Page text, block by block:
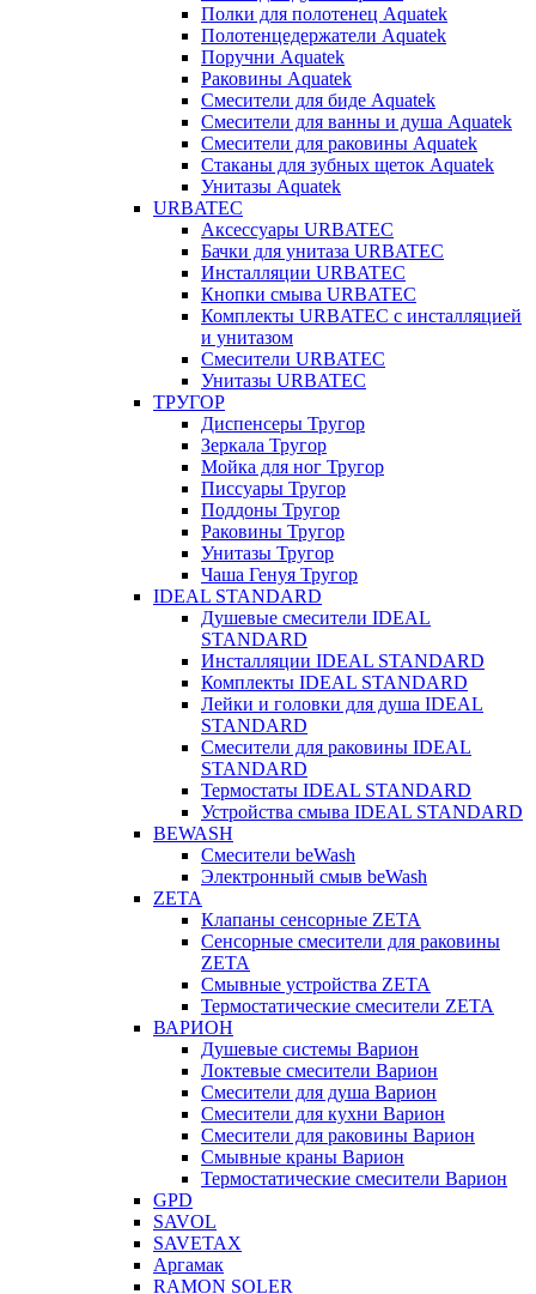
Полки для полотенец Aquatek
Полотенцедержатели Aquatek
Поручни Aquatek
Раковины Aquatek
Смесители для биде Aquatek
Смесители для ванны и душа Aquatek
Смесители для раковины Aquatek
Стаканы для зубных щеток Aquatek
Унитазы Aquatek
URBATEC
Аксессуары URBATEC
Бачки для унитаза URBATEC
Инсталляции URBATEC
Кнопки смыва URBATEC
Комплекты URBATEC с инсталляцией
и унитазом
Смесители URBATEC
Унитазы URBATEC
ТРУГОР
Диспенсеры Тругор
Зеркала Тругор
Мойка для ног Тругор
Писсуары Тругор
Поддоны Тругор
Раковины Тругор
Унитазы Тругор
Чаша Генуя Тругор
IDEAL STANDARD
Душевые смесители IDEAL
STANDARD
Инсталляции IDEAL STANDARD
Комплекты IDEAL STANDARD
Лейки и головки для душа IDEAL
STANDARD
Смесители для раковины IDEAL
STANDARD
Термостаты IDEAL STANDARD
Устройства смыва IDEAL STANDARD
BEWASH
Смесители beWash
Электронный смыв beWash
ZETA
Клапаны сенсорные ZETA
Сенсорные смесители для раковины
ZETA
Смывные устройства ZETA
Термостатические смесители ZETA
ВАРИОН
Душевые системы Варион
Локтевые смесители Варион
Смесители для душа Варион
Смесители для кухни Варион
Смесители для раковины Варион
Смывные краны Варион
Термостатические смесители Варион
GPD
SAVOL
SAVETAX
Аргамак
RAMON SOLER